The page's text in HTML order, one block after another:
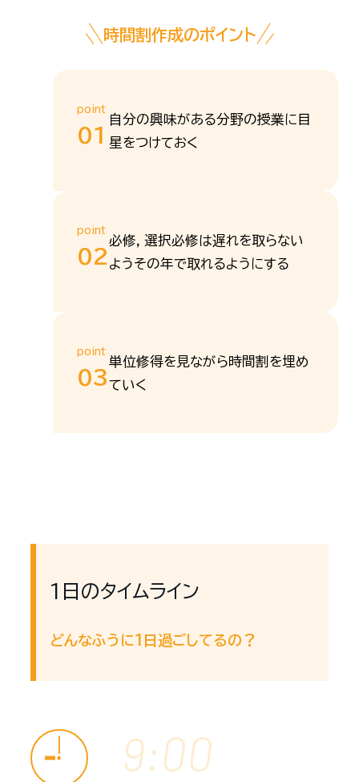
時間割作成のポイント
point
01
自分の興味がある分野の授業に目
星をつけておく
point
02
必修，選択必修は遅れを取らない
ようその年で取れるようにする
point
03
単位修得を見ながら時間割を埋め
ていく
1日のタイムライン
どんなふうに1日過ごしてるの？
9:00